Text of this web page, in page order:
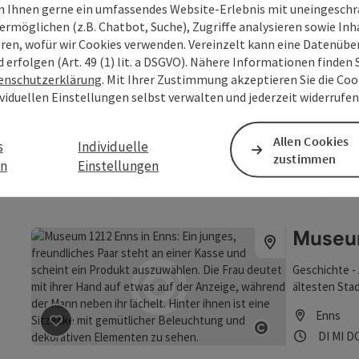
MODI
Copyright
Beitrag merken: Linzer Schloss
Linzer
In einer
799
Linz
MODI
Copyright
Beitrag merken: Museum 1212 Enns
Geschichte
ältesten
Enns
DI MI
Ihnen gerne ein umfassendes Website-Erlebnis mit
(z.B. Chatbot, Suche), Zugriffe analysieren sowie
wofür wir Cookies verwenden. Vereinzelt kann eine
(Art. 49 (1) lit. a DSGVO). Nähere Informationen finden
. Mit Ihrer Zustimmung akzeptieren Sie die
Einstellungen selbst verwalten und jederzeit
Individuelle
Einstellungen
Allen Cookies
zustimmen